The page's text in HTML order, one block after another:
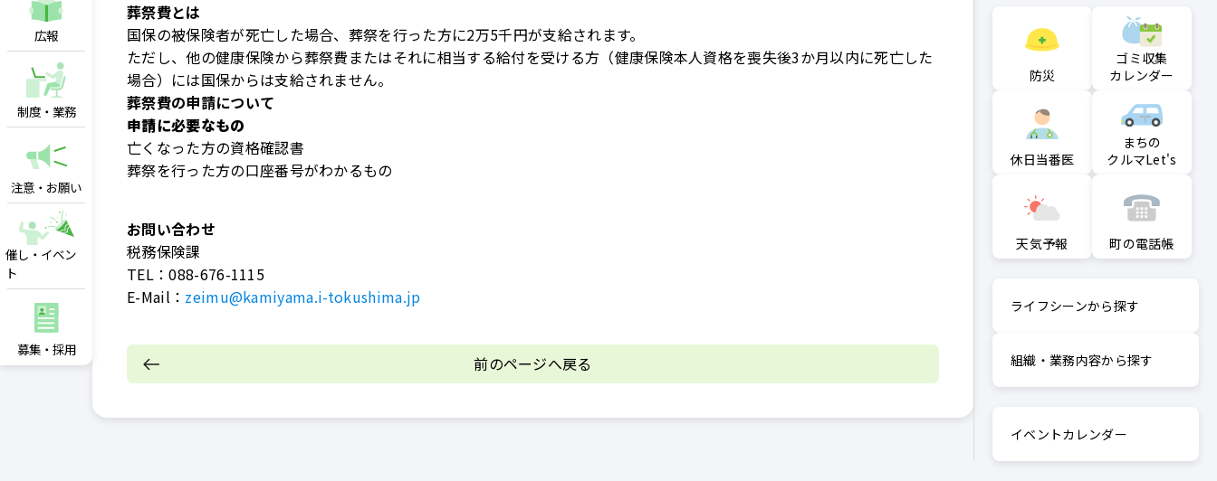
広報
制度・業務
注意・お願い
催し・イベン
ト
募集・採用
葬祭費とは
国保の被保険者が死亡した場合、葬祭を行った方に2万5千円が支給されます。
ただし、他の健康保険から葬祭費またはそれに相当する給付を受ける方（健康保険本人資格を喪失後3か月以内に死亡した
場合）には国保からは支給されません。
葬祭費の申請について
申請に必要なもの
亡くなった方の資格確認書
葬祭を行った方の口座番号がわかるもの
お問い合わせ
税務保険課
TEL：088-676-1115
E-Mail： zeimu@kamiyama.i-tokushima.jp
前のページへ戻る
防災
ゴミ収集
カレンダー
休日当番医
まちの
クルマLet's
天気予報 町の電話帳
ライフシーンから探す
組織・業務内容から探す
イベントカレンダー